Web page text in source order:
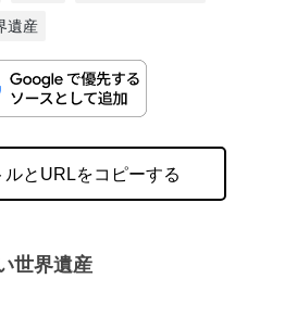
遺産
ルとURLをコピーする
世界遺産